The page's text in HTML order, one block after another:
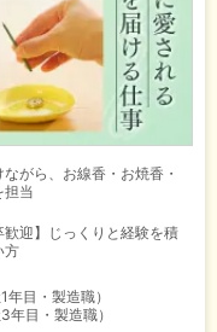
がら、お線香・お焼香・
担当
歓迎】じっくりと経験を積
方
目・製造職）
目・製造職）